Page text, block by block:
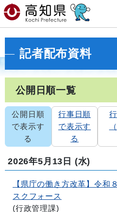
記者配布資料
公開日順一覧
公開日順
で表示す
る
行事日順
で表示す
る
2026年5月13日 (水)
【県庁の働き方改革】令和
スクフォース
(行政管理課)